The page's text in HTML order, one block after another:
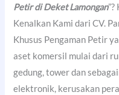
Petir di Deket Lamongan
Kenalkan Kami dari CV.
Khusus Pengaman Petir
aset komersil mulai dari
gedung, tower dan
elektronik, kerusakan